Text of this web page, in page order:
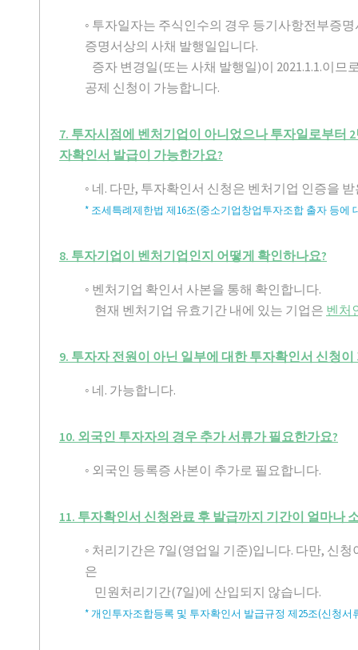
◦ 투자일자는 주식인수의 경우 등기사항전부증
증명서상의 사채 발행일입니다.
증자 변경일(또는 사채 발행일)이 2021.1.1.이
공제 신청이 가능합니다.
7. 투자시점에 벤처기업이 아니었으나 투자일로부터
자확인서 발급이 가능한가요?
◦ 네. 다만, 투자확인서 신청은 벤처기업 인증을
* 조세특례제한법 제16조(중소기업창업투자조합 출자 등에
8. 투자기업이 벤처기업인지 어떻게 확인하나요?
◦ 벤처기업 확인서 사본을 통해 확인합니다.
현재 벤처기업 유효기간 내에 있는 기업은 벤처
9. 투자자 전원이 아닌 일부에 대한 투자확인서 신청
◦ 네. 가능합니다.
10. 외국인 투자자의 경우 추가 서류가 필요한가요?
◦ 외국인 등록증 사본이 추가로 필요합니다.
11. 투자확인서 신청완료 후 발급까지 기간이 얼마나
◦ 처리기간은 7일(영업일 기준)입니다. 다만, 신
은
민원처리기간(7일)에 산입되지 않습니다.
* 개인투자조합등록 및 투자확인서 발급규정 제25조(신청서